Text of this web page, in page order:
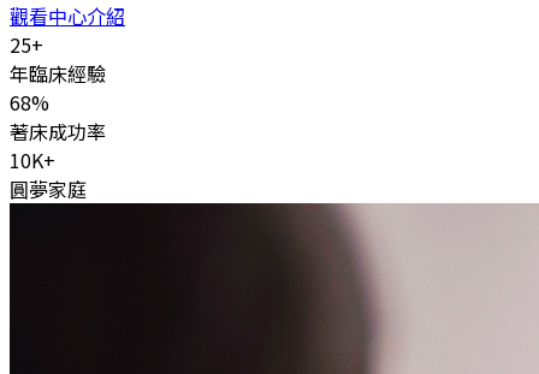
觀看中心介紹
25+
年臨床經驗
68%
著床成功率
10K+
圓夢家庭